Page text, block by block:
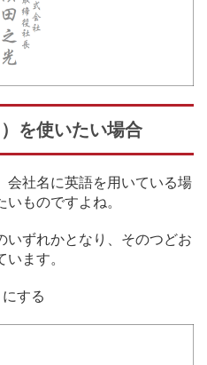
を使いたい場合
会社名に英語を用いている場
ものですよね。
いずれかとなり、そのつどお
ます。
する